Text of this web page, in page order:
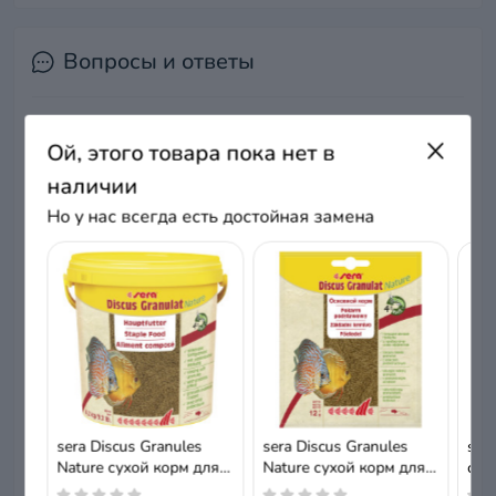
Вопросы и ответы
Нет вопросов о данном товаре, станьте
первым и задайте свой вопрос.
Ой, этого товара пока нет в
наличии
Но у нас всегда есть достойная замена
sera Discus Granules
Nature сухой корм для
дискусов, гранулы,
sera Discus Granules
Nature сухой корм для
дискусов, гранулы, 12 г